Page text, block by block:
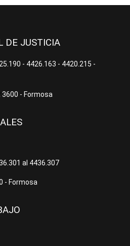
DE JUSTICIA
- 4426.163 - 4420.215 -
3600 - Formosa
al 4436.307
- Formosa